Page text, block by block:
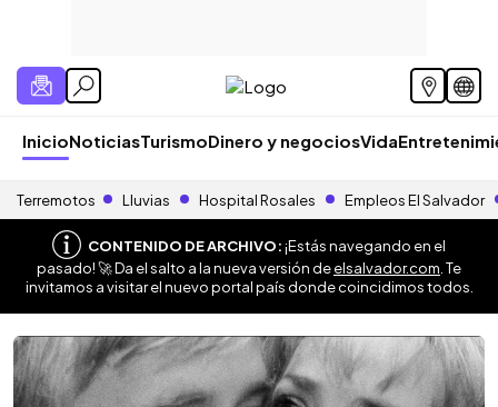
InicioNoticiasTurismoDinero y negociosVida
Terremotos Lluvias Hospital Rosales Empleos El Salvador
CONTENIDO DE ARCHIVO:¡Estás navegando en el
pasado! 🚀 Da el salto a la nueva versión deelsalvador.com . Te
invitamos a visitar el nuevo portal país donde coincidimos todos.